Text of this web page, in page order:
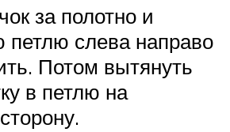
за полотно и
слева направо
Потом вытянуть
в петлю на